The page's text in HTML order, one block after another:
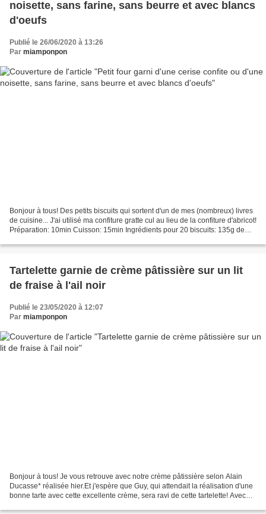
noisette, sans farine, sans beurre et avec blancs
d'oeufs
Publié le 26/06/2020 à 13:26
Par miamponpon
Bonjour à tous! Des petits biscuits qui sortent d'un de mes (nombreux) livres
de cuisine... J'ai utilisé ma confiture gratte cul au lieu de la confiture d'abricot!
Préparation: 10min Cuisson: 15min Ingrédients pour 20 biscuits: 135g de
Tartelette garnie de crème pâtissière sur un lit
de fraise à l'ail noir
Publié le 23/05/2020 à 12:07
Par miamponpon
Bonjour à tous! Je vous retrouve avec notre crème pâtissière selon Alain
Ducasse* réalisée hier.Et j'espère que Guy, qui attendait la réalisation d'une
bonne tarte avec cette excellente crème, sera ravi de cette tartelette! Avec